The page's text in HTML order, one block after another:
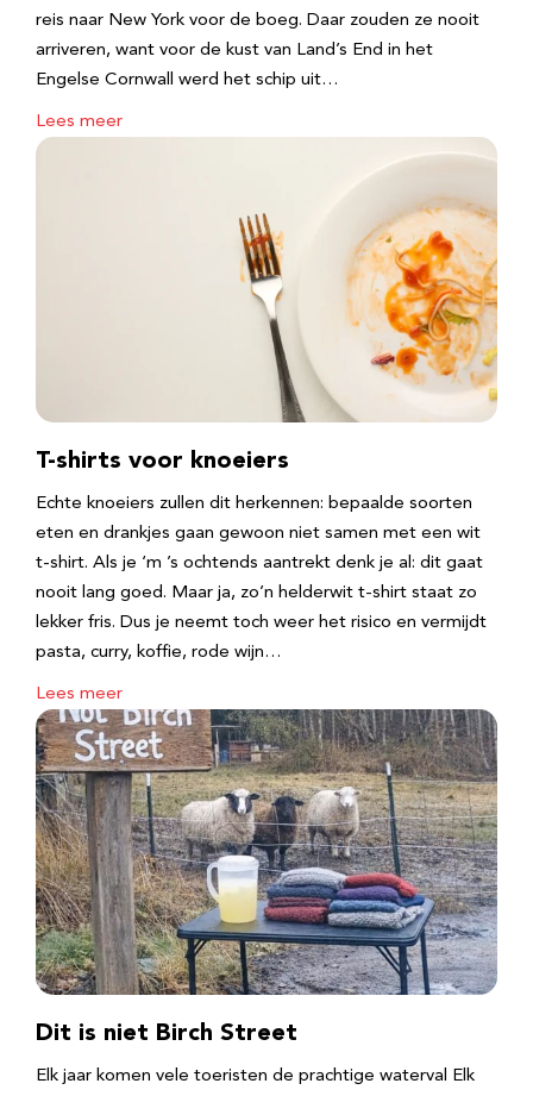
reis naar New York voor de boeg. Daar zouden ze nooit
arriveren, want voor de kust van Land’s End in het
Engelse Cornwall werd het schip uit…
Lees meer
T-shirts voor knoeiers
Echte knoeiers zullen dit herkennen: bepaalde soorten
eten en drankjes gaan gewoon niet samen met een wit
t-shirt. Als je ‘m ’s ochtends aantrekt denk je al: dit gaat
nooit lang goed. Maar ja, zo’n helderwit t-shirt staat zo
lekker fris. Dus je neemt toch weer het risico en vermijdt
pasta, curry, koffie, rode wijn…
Lees meer
Dit is niet Birch Street
Elk jaar komen vele toeristen de prachtige waterval Elk